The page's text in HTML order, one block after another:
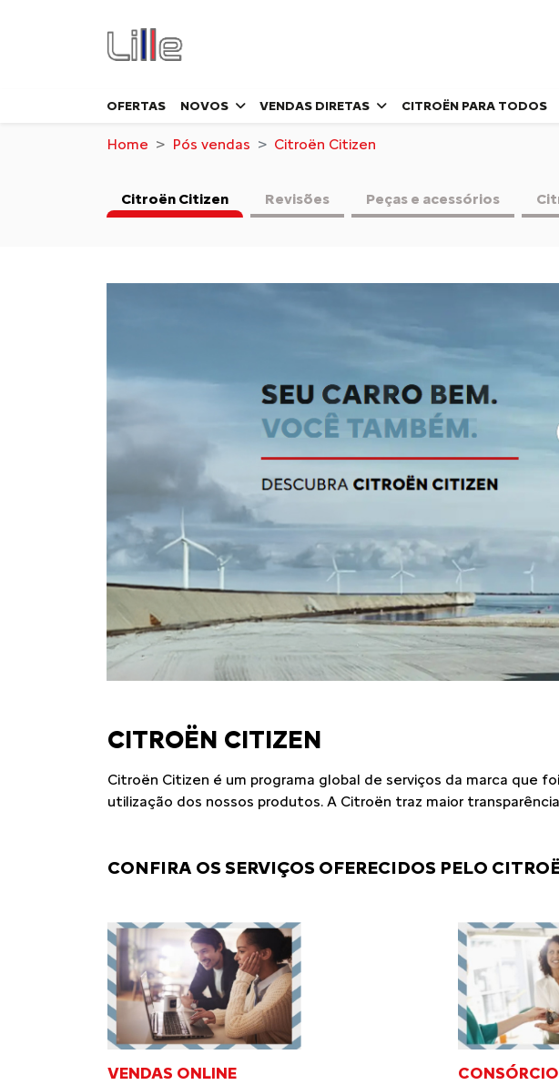
OFERTAS NOVOS VENDAS DIRETAS CITROËN PARA TODOS
Home Pós vendas Citroën Citizen
Citroën Citizen Revisões Peças e acessórios
CITROËN CITIZEN
Citroën Citizen é um programa global de serviços da marca que
utilização dos nossos produtos. A Citroën traz maior
CONFIRA OS SERVIÇOS OFERECIDOS PELO
VENDAS ONLINE CONSÓRCIO